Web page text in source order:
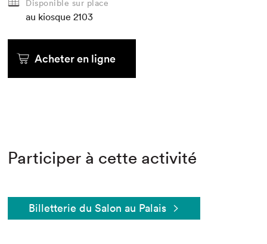
Disponible sur place
au kiosque 2103
Acheter en ligne
Participer à cette activité
Billetterie du Salon au Palais